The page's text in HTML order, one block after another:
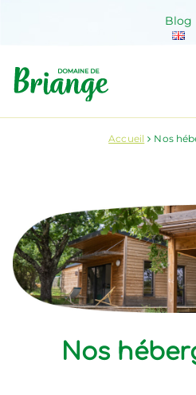
Blog
Accueil Nos
Nos